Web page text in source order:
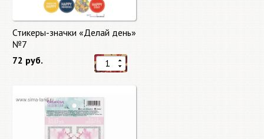
Стикеры-значки «Делай день»
№7
72 руб.